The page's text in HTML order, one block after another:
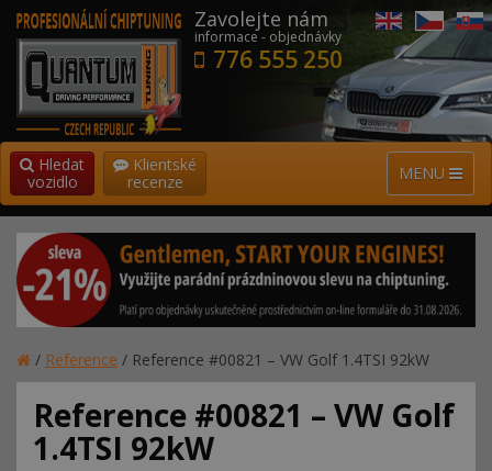
Zavolejte nám
informace - objednávky
776 555 250
MENU
Hledat
vozidlo
Klientské
recenze
/ Reference / Reference #00821 – VW Golf 1.4TSI 92kW
Reference #00821 – VW Golf
1.4TSI 92kW